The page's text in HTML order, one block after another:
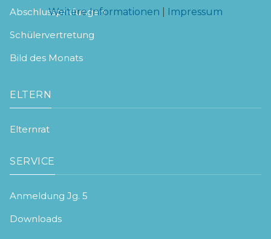
Abschlussprüfungen
Schülervertretung
Bild des Monats
ELTERN
Elternrat
SERVICE
Anmeldung Jg. 5
Downloads
Weitere Informationen
Impressum